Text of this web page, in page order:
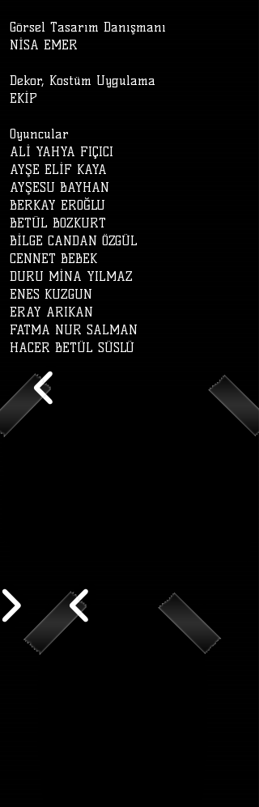
Görsel Tasarım Danışmanı
NİSA EMER
Dekor, Kostüm Uygulama
EKİP
Oyuncular
ALİ YAHYA FIÇICI
AYŞE ELİF KAYA
AYŞESU BAYHAN
BERKAY EROĞLU
BETÜL BOZKURT
BİLGE CANDAN ÖZGÜL
CENNET BEBEK
DURU MİNA YILMAZ
ENES KUZGUN
ERAY ARIKAN
FATMA NUR SALMAN
HACER BETÜL SÜSLÜ